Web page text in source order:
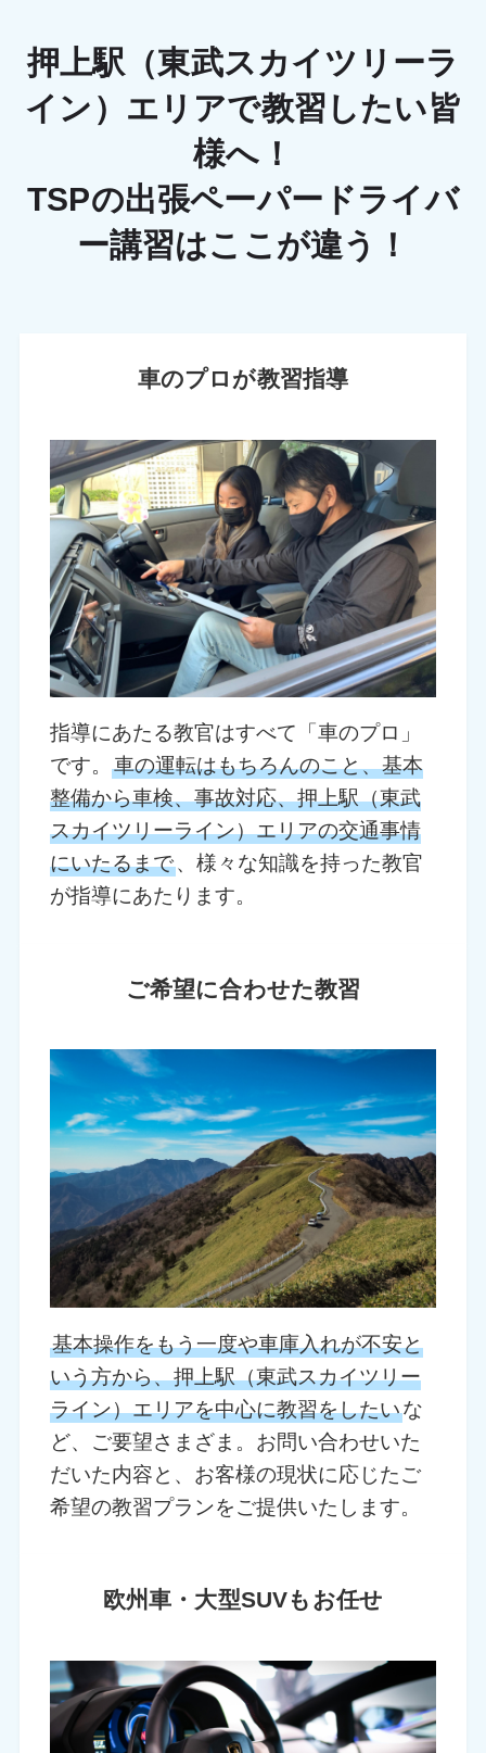
押上駅（東武スカイツリーラ
イン）エリアで教習したい皆
様へ！
TSPの出張ペーパードライバ
ー講習はここが違う！
車のプロが教習指導
指導にあたる教官はすべて「車のプロ」
です。車の運転はもちろんのこと、基本
整備から車検、事故対応、押上駅（東武
スカイツリーライン）エリアの交通事情
にいたるまで、様々な知識を持った教官
が指導にあたります。
ご希望に合わせた教習
基本操作をもう一度や車庫入れが不安と
いう方から、押上駅（東武スカイツリー
ライン）エリアを中心に教習をしたいな
ど、ご要望さまざま。お問い合わせいた
だいた内容と、お客様の現状に応じたご
希望の教習プランをご提供いたします。
欧州車・大型SUVもお任せ